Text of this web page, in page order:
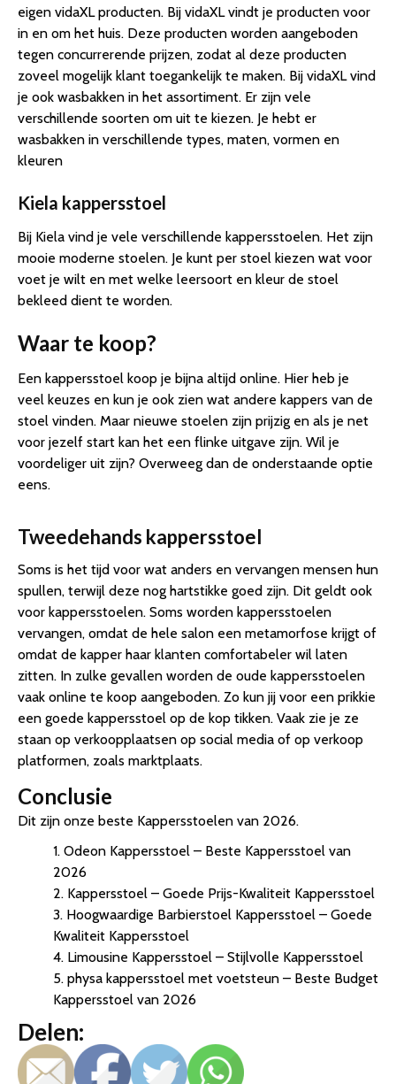
eigen vidaXL producten. Bij vidaXL vindt je producten voor
in en om het huis. Deze producten worden aangeboden
tegen concurrerende prijzen, zodat al deze producten
zoveel mogelijk klant toegankelijk te maken. Bij vidaXL vind
je ook wasbakken in het assortiment. Er zijn vele
verschillende soorten om uit te kiezen. Je hebt er
wasbakken in verschillende types, maten, vormen en
kleuren
Kiela kappersstoel
Bij Kiela vind je vele verschillende kappersstoelen. Het zijn
mooie moderne stoelen. Je kunt per stoel kiezen wat voor
voet je wilt en met welke leersoort en kleur de stoel
bekleed dient te worden.
Waar te koop?
Een kappersstoel koop je bijna altijd online. Hier heb je
veel keuzes en kun je ook zien wat andere kappers van de
stoel vinden. Maar nieuwe stoelen zijn prijzig en als je net
voor jezelf start kan het een flinke uitgave zijn. Wil je
voordeliger uit zijn? Overweeg dan de onderstaande optie
eens.
Tweedehands kappersstoel
Soms is het tijd voor wat anders en vervangen mensen hun
spullen, terwijl deze nog hartstikke goed zijn. Dit geldt ook
voor kappersstoelen. Soms worden kappersstoelen
vervangen, omdat de hele salon een metamorfose krijgt of
omdat de kapper haar klanten comfortabeler wil laten
zitten. In zulke gevallen worden de oude kappersstoelen
vaak online te koop aangeboden. Zo kun jij voor een prikkie
een goede kappersstoel op de kop tikken. Vaak zie je ze
staan op verkoopplaatsen op social media of op verkoop
platformen, zoals marktplaats.
Conclusie
Dit zijn onze beste Kappersstoelen van 2026.
1. Odeon Kappersstoel – Beste Kappersstoel van
2026
2. Kappersstoel – Goede Prijs-Kwaliteit Kappersstoel
3. Hoogwaardige Barbierstoel Kappersstoel – Goede
Kwaliteit Kappersstoel
4. Limousine Kappersstoel – Stijlvolle Kappersstoel
5. physa kappersstoel met voetsteun – Beste Budget
Kappersstoel van 2026
Delen: